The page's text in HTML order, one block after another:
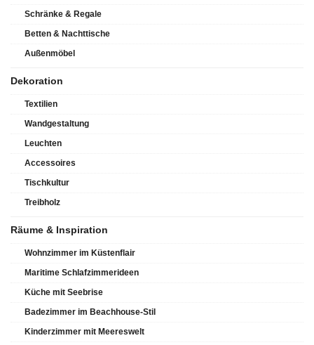
Schränke & Regale
Betten & Nachttische
Außenmöbel
Dekoration
Textilien
Wandgestaltung
Leuchten
Accessoires
Tischkultur
Treibholz
Räume & Inspiration
Wohnzimmer im Küstenflair
Maritime Schlafzimmerideen
Küche mit Seebrise
Badezimmer im Beachhouse-Stil
Kinderzimmer mit Meereswelt